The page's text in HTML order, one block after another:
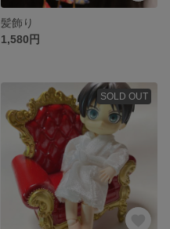
髪飾り
1,580円
SOLD OUT